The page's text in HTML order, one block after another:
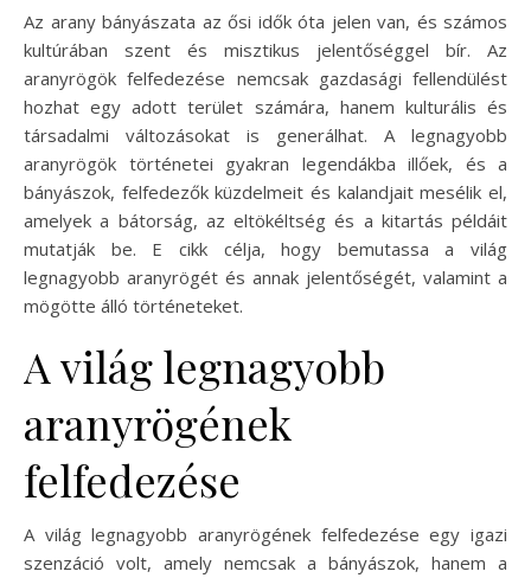
Az arany bányászata az ősi idők óta jelen van, és számos
kultúrában szent és misztikus jelentőséggel bír. Az
aranyrögök felfedezése nemcsak gazdasági fellendülést
hozhat egy adott terület számára, hanem kulturális és
társadalmi változásokat is generálhat. A legnagyobb
aranyrögök történetei gyakran legendákba illőek, és a
bányászok, felfedezők küzdelmeit és kalandjait mesélik el,
amelyek a bátorság, az eltökéltség és a kitartás példáit
mutatják be. E cikk célja, hogy bemutassa a világ
legnagyobb aranyrögét és annak jelentőségét, valamint a
mögötte álló történeteket.
A világ legnagyobb
aranyrögének
felfedezése
A világ legnagyobb aranyrögének felfedezése egy igazi
szenzáció volt, amely nemcsak a bányászok, hanem a